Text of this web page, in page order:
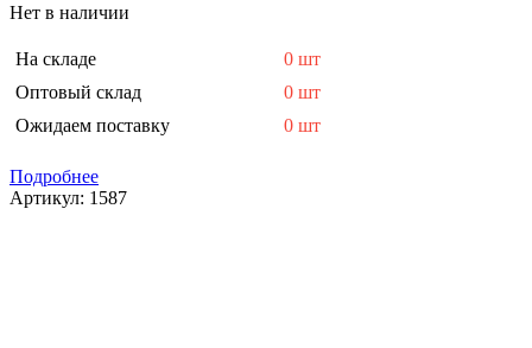
Нет в наличии
На складе
0 шт
Оптовый склад
0 шт
Ожидаем поставку
0 шт
Подробнее
Артикул: 1587